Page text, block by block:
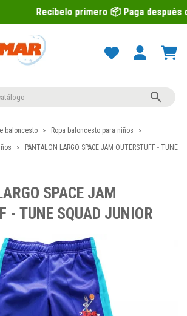
primero 📦 Paga después con Sequra 💶

baloncesto
Ropa baloncesto para niños
PANTALON LARGO SPACE JAM OUTERSTUFF - TUNE
SPACE JAM
- TUNE SQUAD JUNIOR